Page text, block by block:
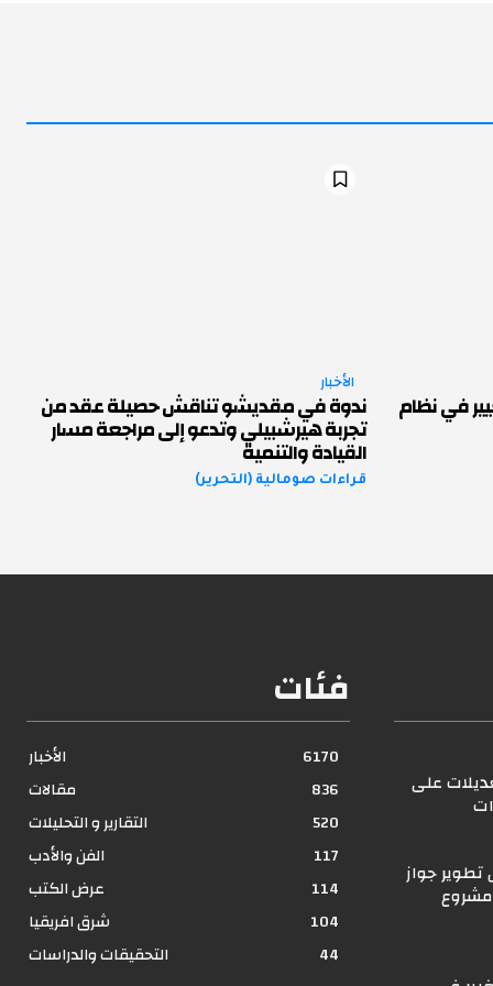
في نظام
الأخبار
ندوة في مقديشو تناقش حصيلة عقد من
تجربة هيرشبيلي وتدعو إلى مراجعة مسار
القيادة والتنمية
قراءات صومالية (التحرير)
فئات
الأخبار
6170
مقالات
836
التقارير و التحليلات
520
الفن والأدب
117
عرض الكتب
114
شرق افريقيا
104
التحقيقات والدراسات
44
على
جواز
مشروع